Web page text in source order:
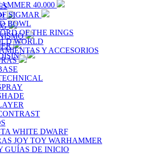
40.000
SIGMAR
BOWL
OF THE RINGS
WORLD
Y ACCESORIOS
WHITE DWARF
JOY TOY WARHAMMER
GUÍAS DE INICIO